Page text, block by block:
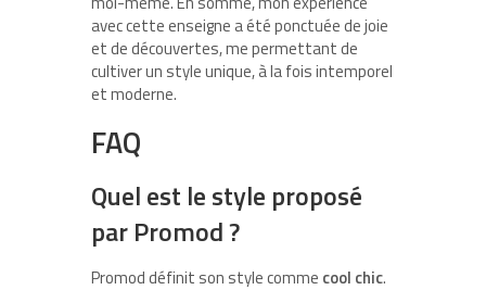
avec cette enseigne a été ponctuée de joie
et de découvertes, me permettant de
cultiver un style unique, à la fois intemporel
et moderne.
FAQ
Quel est le style proposé
par Promod ?
Promod définit son style comme cool chic.